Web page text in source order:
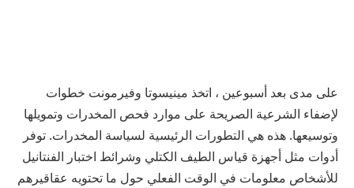
على مدى بعد أسبوعين ، اتخذ مينيسوتا وفيرمونت خطوات
لإضفاء الشرعية الصريحة على موارد فحص المخدرات وتمويلها
وتوسيعها. هذه هي التطورات الرئيسية لسياسة المخدرات. توفر
أدوات مثل أجهزة قياس الطيف الكتلي وشرائط اختبار الفنتانيل
للأشخاص معلومات في الوقت الفعلي حول ما تحتويه عقاقيرهم